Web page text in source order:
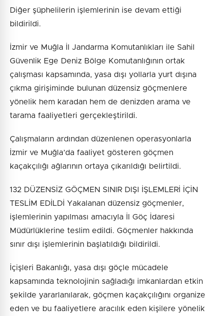
Diğer şüphelilerin işlemlerinin ise devam ettiği
bildirildi.
İzmir ve Muğla İl Jandarma Komutanlıkları ile Sahil
Güvenlik Ege Deniz Bölge Komutanlığının ortak
çalışması kapsamında, yasa dışı yollarla yurt dışına
çıkma girişiminde bulunan düzensiz göçmenlere
yönelik hem karadan hem de denizden arama ve
tarama faaliyetleri gerçekleştirildi.
Çalışmaların ardından düzenlenen operasyonlarla
İzmir ve Muğla’da faaliyet gösteren göçmen
kaçakçılığı ağlarının ortaya çıkarıldığı belirtildi.
132 DÜZENSİZ GÖÇMEN SINIR DIŞI İŞLEMLERİ İÇİN
TESLİM EDİLDİ Yakalanan düzensiz göçmenler,
işlemlerinin yapılması amacıyla İl Göç İdaresi
Müdürlüklerine teslim edildi. Göçmenler hakkında
sınır dışı işlemlerinin başlatıldığı bildirildi.
İçişleri Bakanlığı, yasa dışı göçle mücadele
kapsamında teknolojinin sağladığı imkanlardan etkin
şekilde yararlanılarak, göçmen kaçakçılığını organize
eden ve bu faaliyetlere aracılık eden kişilere yönelik